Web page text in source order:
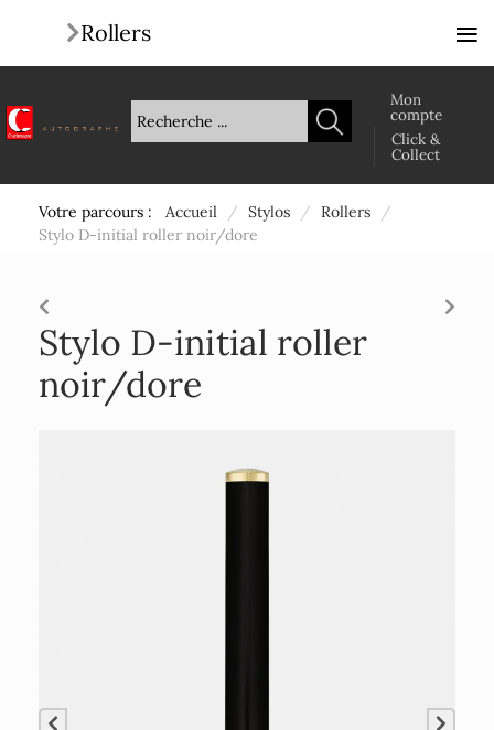
Mon
compte
Click &
Collect
Votre parcours : Accueil / Stylos / Rollers
/
Stylo D-initial roller noir/dore
Stylo D-initial roller
noir/dore
Rollers ≡